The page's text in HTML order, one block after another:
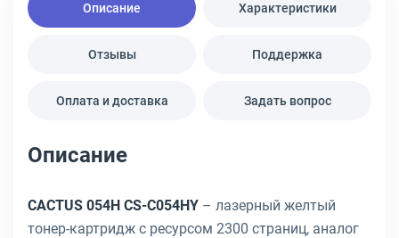
Описание Характеристики
Отзывы Поддержка
Оплата и доставка Задать вопрос
Описание
CACTUS 054H CS-C054HY – лазерный желтый
тонер-картридж с ресурсом 2300 страниц, аналог